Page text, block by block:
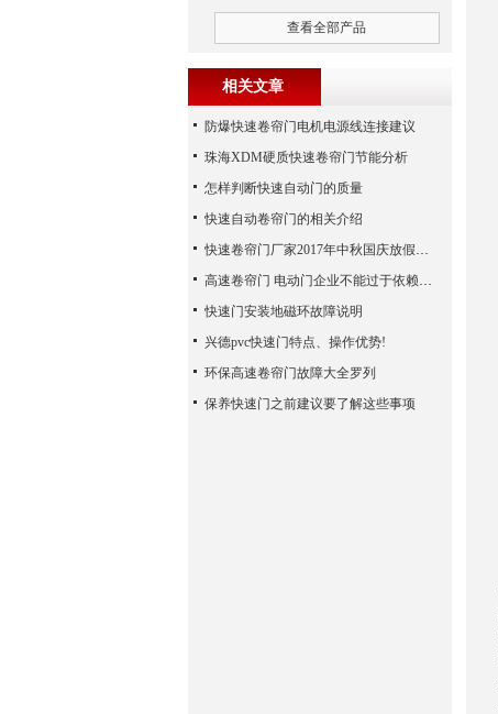
查看全部产品
相关文章
防爆快速卷帘门电机电源线连接建议
珠海XDM硬质快速卷帘门节能分析
怎样判断快速自动门的质量
快速自动卷帘门的相关介绍
快速卷帘门厂家2017年中秋国庆放假通知
高速卷帘门 电动门企业不能过于依赖广告宣传
快速门安装地磁环故障说明
兴德pvc快速门特点、操作优势!
环保高速卷帘门故障大全罗列
保养快速门之前建议要了解这些事项